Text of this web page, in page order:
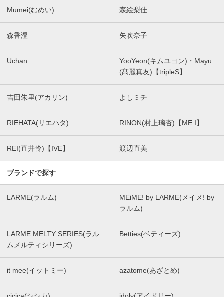
Mumei(むめい) 森絵梨佳
森香澄 矢吹奈子
Uchan
YooYeon(キムユヨン)・Mayu
(髙麗真友)【tripleS】
吉田朱里(アカリン) よしミチ
RIEHATA(リエハタ) RINON(村上璃杏)【ME:I】
REI(直井怜)【IVE】 渡辺直美
ブランドで探す
LARME(ラルム)
MEiME! by LARME(メイメ! by
ラルム)
LARME MELTY SERIES(ラル
ムメルティシリーズ)
Betties(ベティーズ)
it mee(イットミー) azatome(あざとめ)